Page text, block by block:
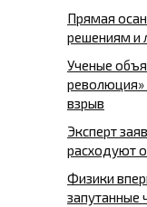
Прямая
решениям и
Ученые
революция»
взрыв
Эксперт
расходуют
Физики
запутанные